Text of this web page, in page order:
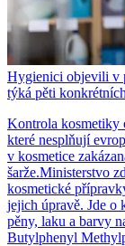
Hygienici objevili v
týká pěti
Kontrola kosmetiky
které nesplňují
v kosmetice
šarže.Ministerstvo
kosmetické
jejich úpravě. Jde o
pěny, laku a barvy
Butylphenyl